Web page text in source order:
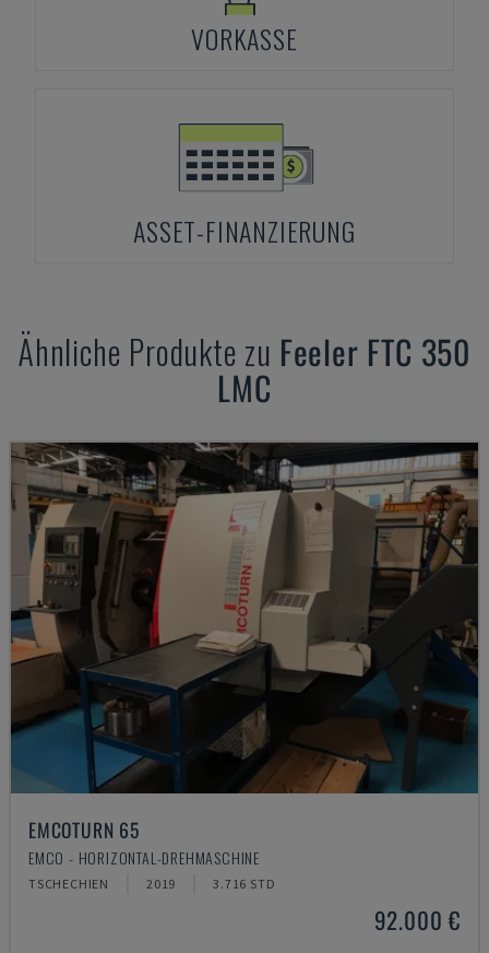
VORKASSE
ASSET-FINANZIERUNG
Ähnliche Produkte zu Feeler FTC 350
LMC
EMCOTURN 65
EMCO - HORIZONTAL-DREHMASCHINE
TSCHECHIEN 2019 3.716 STD
92.000 €